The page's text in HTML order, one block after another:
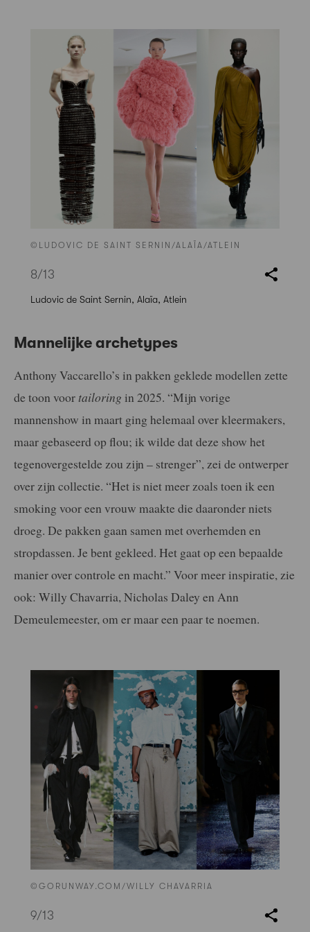
©LUDOVIC DE SAINT SERNIN/ALAÏA/ATLEIN
8/13
Ludovic de Saint Sernin, Alaïa, Atlein
Mannelijke archetypes
Anthony Vaccarello’s in pakken geklede modellen zette
de toon voortailoring in 2025. “Mijn vorige
mannenshow in maart ging helemaal over kleermakers,
maar gebaseerd op flou; ik wilde dat deze show het
tegenovergestelde zou zijn – strenger”, zei de ontwerper
over zijn collectie. “Het is niet meer zoals toen ik een
smoking voor een vrouw maakte die daaronder niets
droeg. De pakken gaan samen met overhemden en
stropdassen. Je bent gekleed. Het gaat op een bepaalde
manier over controle en macht.” Voor meer inspiratie, zie
ook: Willy Chavarria, Nicholas Daley en Ann
Demeulemeester, om er maar een paar te noemen.
©GORUNWAY.COM/WILLY CHAVARRIA
9/13